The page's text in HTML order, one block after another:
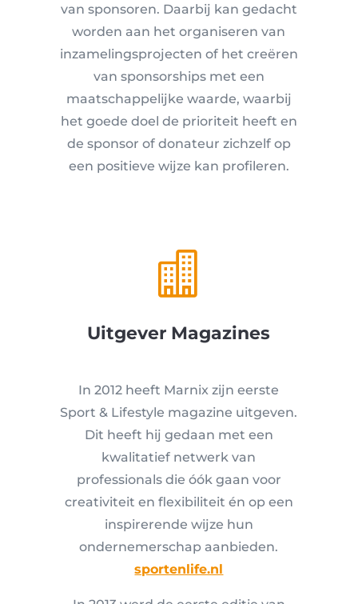
van sponsoren. Daarbij kan gedacht
worden aan het organiseren van
inzamelingsprojecten of het creëren
van sponsorships met een
maatschappelijke waarde, waarbij
het goede doel de prioriteit heeft en
de sponsor of donateur zichzelf op
een positieve wijze kan profileren.

Uitgever Magazines
In 2012 heeft Marnix zijn eerste
Sport & Lifestyle magazine uitgeven.
Dit heeft hij gedaan met een
kwalitatief netwerk van
professionals die óók gaan voor
creativiteit en flexibiliteit én op een
inspirerende wijze hun
ondernemerschap aanbieden.
sportenlife.nl